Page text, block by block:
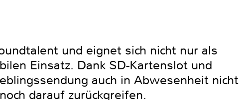
und eignet sich nicht nur als
Einsatz. Dank SD-Kartenslot und
auch in Abwesenheit nicht
darauf zurückgreifen.